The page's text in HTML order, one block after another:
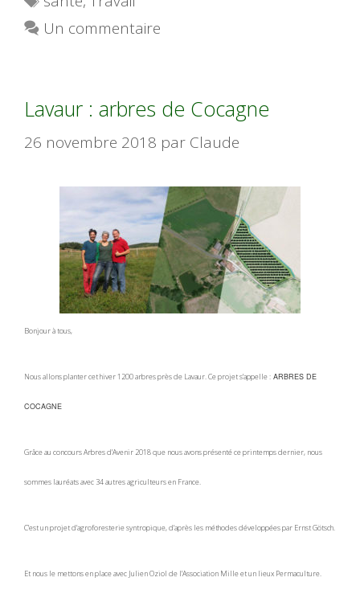
Un commentaire
Lavaur : arbres de Cocagne
26 novembre 2018 par Claude
Bonjour à tous,
Nous allons planter cet hiver 1200 arbres près de Lavaur. Ce projet s’appelle : ARBRES DE
COCAGNE
Grâce au concours Arbres d’Avenir 2018 que nous avons présenté ce printemps dernier, nous
sommes lauréats avec 34 autres agriculteurs en France.
C’est un projet d’agroforesterie syntropique, d’après les méthodes développées par Ernst Götsch.
Et nous le mettons en place avec Julien Oziol de l’Association Mille et un lieux Permaculture.